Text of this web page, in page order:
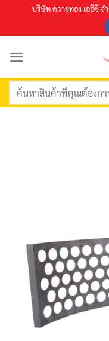
content
บริษัท ควายทอง เออีซี จ
ค้นหา: